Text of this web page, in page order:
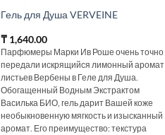
Гель для Душа VERVEINE
₸ 1,640.00
Парфюмеры Марки Ив Роше очень точно
передали искрящийся лимонный аромат
листьев Вербены в Геле для Душа.
Обогащенный Водным Экстрактом
Василька БИО‚ гель дарит Вашей коже
необыкновенную мягкость и изысканный
аромат. Его преимущество: текстура